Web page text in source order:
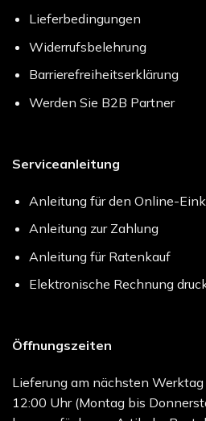
Lieferbedingungen
Widerrufsbelehrung
Barrierefreiheitserklärung
Werden Sie B2B Partner
Serviceanleitung
Anleitung für den Online-
Anleitung zur Zahlung
Anleitung für Ratenkauf
Elektronische Rechnung
Öffnungszeiten
Lieferung am nächsten
12:00 Uhr (Montag bis